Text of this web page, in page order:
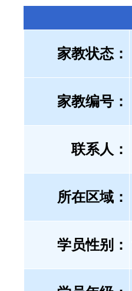
家教状态：
家教编号：
联系人：
所在区域：
学员性别：